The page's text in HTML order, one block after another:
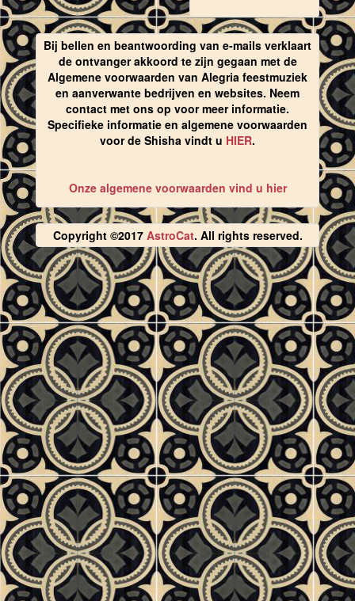
Bij bellen en beantwoording van e-mails verklaart
de ontvanger akkoord te zijn gegaan met de
Algemene voorwaarden van Alegria feestmuziek
en aanverwante bedrijven en websites. Neem
contact met ons op voor meer informatie.
Specifieke informatie en algemene voorwaarden
voor de Shisha vindt u HIER.
Onze algemene voorwaarden vind u hier
Copyright ©2017 AstroCat. All rights reserved.